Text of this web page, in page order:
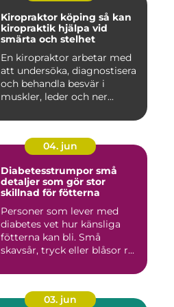
Kiropraktor köping så kan
kiropraktik hjälpa vid
smärta och stelhet
En kiropraktor arbetar med
att undersöka, diagnostisera
och behandla besvär i
muskler, leder och ner...
04. jun
Diabetesstrumpor små
detaljer som gör stor
skillnad för fötterna
Personer som lever med
diabetes vet hur känsliga
fötterna kan bli. Små
skavsår, tryck eller blåsor r...
03. jun